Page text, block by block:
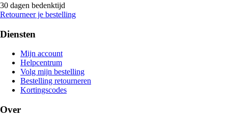
30 dagen bedenktijd
Retourneer je bestelling
Diensten
Mijn account
Helpcentrum
Volg mijn bestelling
Bestelling retourneren
Kortingscodes
Over